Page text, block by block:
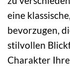
eine
bevorzugen,
stilvollen
Charakter